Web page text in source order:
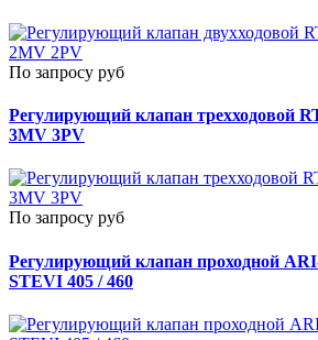
По запросу руб
Регулирующий клапан трехходовой
3MV 3PV
По запросу руб
Регулирующий клапан проходной
STEVI 405 / 460